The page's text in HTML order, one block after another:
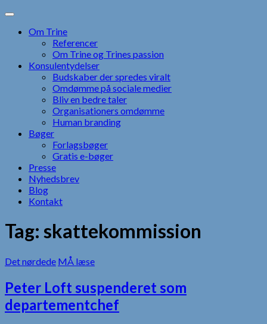
Skip
contentOm Trine
Referencer
Om Trine og Trines passion
Konsulentydelser
Budskaber der spredes viralt
Omdømme på sociale medier
Bliv en bedre taler
Organisationers omdømme
Human branding
Bøger
Forlagsbøger
Gratis e-bøger
Presse
Nyhedsbrev
Blog
Kontakt
Tag: skattekommission
Det nørdede MÅ læse
Peter Loft suspenderet som
departementchef